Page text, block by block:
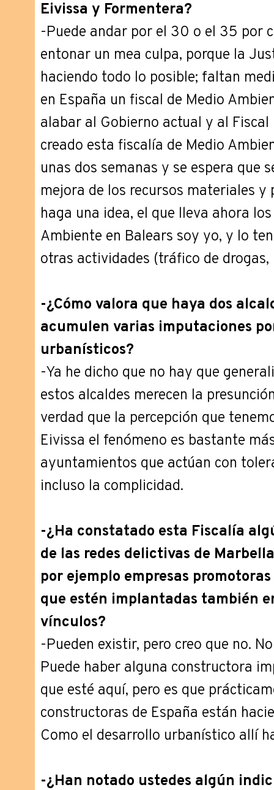
Eivissa y Formentera?
-Puede andar por el 30 o el 35 por
entonar un mea culpa, porque la
haciendo todo lo posible; faltan
en España un fiscal de Medio
alabar al Gobierno actual y al
creado esta fiscalía de Medio
unas dos semanas y se espera que
mejora de los recursos materiales y
haga una idea, el que lleva ahora
Ambiente en Balears soy yo, y lo
otras actividades (tráfico de drogas,
-¿Cómo valora que haya dos
acumulen varias imputaciones
urbanísticos?
-Ya he dicho que no hay que
estos alcaldes merecen la
verdad que la percepción que
Eivissa el fenómeno es bastante
ayuntamientos que actúan con
incluso la complicidad.
-¿Ha constatado esta Fiscalía
de las redes delictivas de
por ejemplo empresas
que estén implantadas también
vínculos?
-Pueden existir, pero creo que no.
Puede haber alguna constructora
que esté aquí, pero es que
constructoras de España están
Como el desarrollo urbanístico allí
-¿Han notado ustedes algún